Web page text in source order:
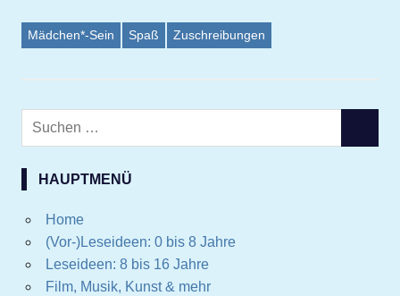
Mädchen*-Sein Spaß Zuschreibungen
Suchen
HAUPTMENÜ
Home
(Vor-)Leseideen: 0 bis 8 Jahre
Leseideen: 8 bis 16 Jahre
Film, Musik, Kunst & mehr